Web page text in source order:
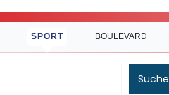
SPORT BOULEVARD
Suche